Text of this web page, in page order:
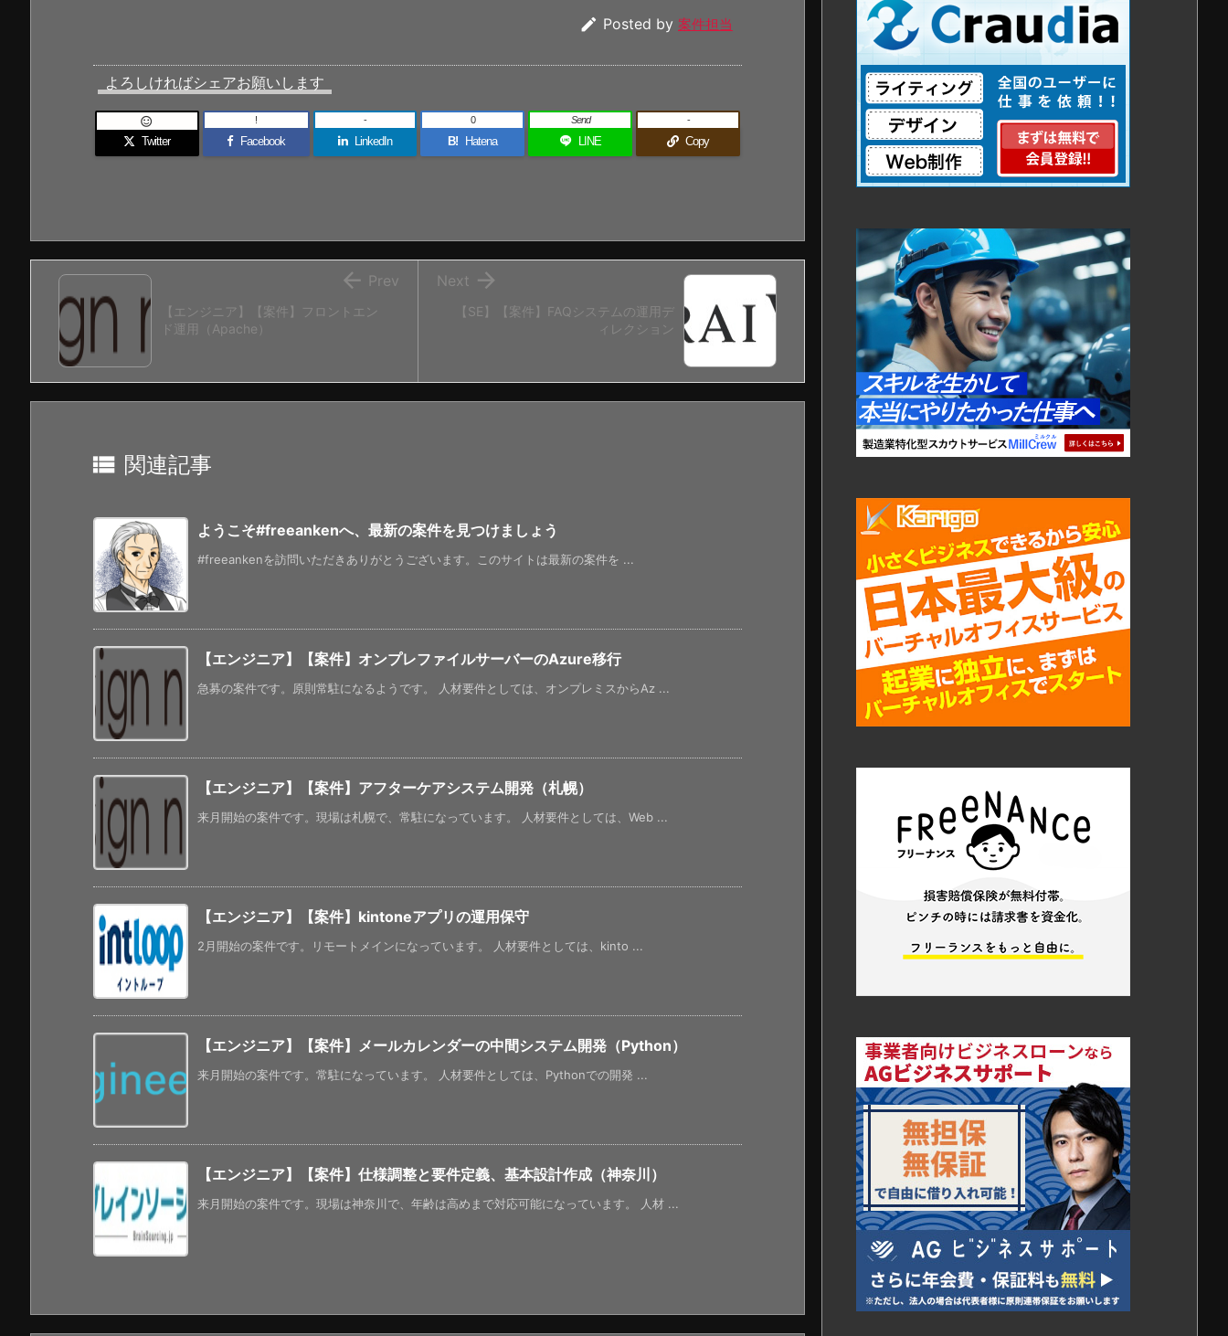
 Posted by 案件担当
よろしければシェアお願いします
Twitter

Facebook
!
LinkedIn
-
B! Hatena
0
LINE
Send
Copy
-
【SE】【案件】FAQシステムの運用デ
ィレクション

Next
【エンジニア】【案件】フロントエン
ド運用（Apache）
 Prev
 関連記事
ようこそ#freeankenへ、最新の案件を見つけましょう
#freeankenを訪問いただきありがとうございます。このサイトは最新の案件を ...
【エンジニア】【案件】オンプレファイルサーバーのAzure移行
急募の案件です。原則常駐になるようです。 人材要件としては、オンプレミスからAz ...
【エンジニア】【案件】アフターケアシステム開発（札幌）
来月開始の案件です。現場は札幌で、常駐になっています。 人材要件としては、Web ...
【エンジニア】【案件】kintoneアプリの運用保守
2月開始の案件です。リモートメインになっています。 人材要件としては、kinto ...
【エンジニア】【案件】メールカレンダーの中間システム開発（Python）
来月開始の案件です。常駐になっています。 人材要件としては、Pythonでの開発 ...
【エンジニア】【案件】仕様調整と要件定義、基本設計作成（神奈川）
来月開始の案件です。現場は神奈川で、年齢は高めまで対応可能になっています。 人材 ...